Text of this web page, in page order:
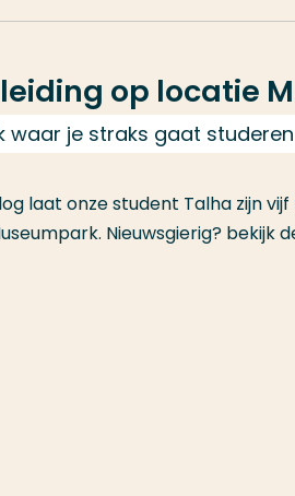
op locatie
waar je straks gaat studeren
laat onze student Talha zijn
Nieuwsgierig? bekijk